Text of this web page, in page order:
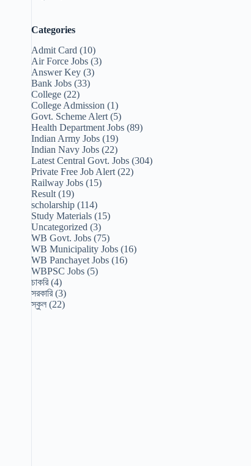
Categories
Admit Card (10)
Air Force Jobs (3)
Answer Key (3)
Bank Jobs (33)
College (22)
College Admission (1)
Govt. Scheme Alert (5)
Health Department Jobs (89)
Indian Army Jobs (19)
Indian Navy Jobs (22)
Latest Central Govt. Jobs (304)
Private Free Job Alert (22)
Railway Jobs (15)
Result (19)
scholarship (114)
Study Materials (15)
Uncategorized (3)
WB Govt. Jobs (75)
WB Municipality Jobs (16)
WB Panchayet Jobs (16)
WBPSC Jobs (5)
চাকরি(4)
সরকারি(3)
স্কুল (22)